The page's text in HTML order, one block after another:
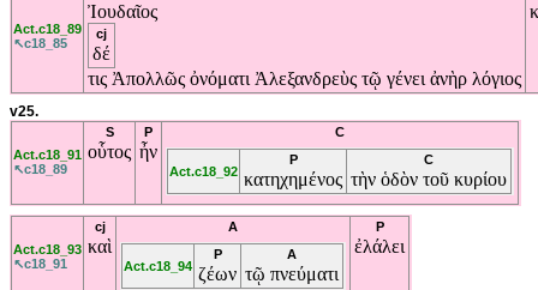
Act.c18_89
↖c18_85
Ἰουδαῖος
cj
δέ
τις Ἀπολλῶς ὀνόματι Ἀλεξανδρεὺς τῷ γένει ἀνὴρ λόγιος
v25.
Act.c18_91
↖c18_89
S
οὗτος
P
ἦν
C
Act.c18_92
P
κατηχημένος
C
τὴν ὁδὸν τοῦ κυρίου
Act.c18_93
↖c18_91
cj
καὶ
A
Act.c18_94
P
ζέων
A
τῷ πνεύματι
P
ἐλάλει